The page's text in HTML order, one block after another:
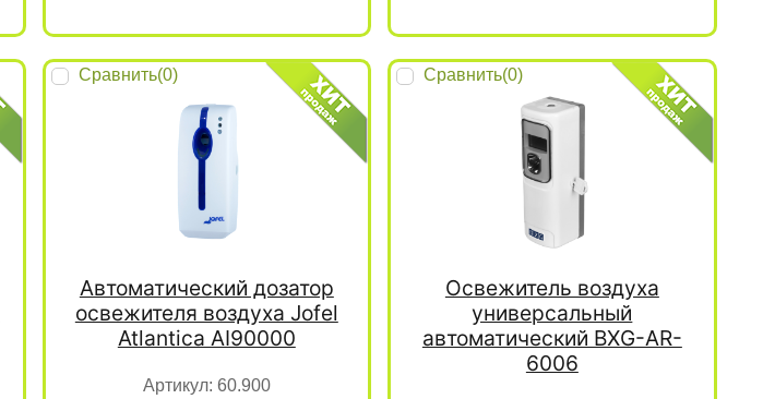
Сравнить(0)
Автоматический дозатор
освежителя воздуха Jofel
Atlantica AI90000
Артикул: 60.900
Сравнить(0)
Освежитель воздуха
универсальный
автоматический BXG-AR-
6006